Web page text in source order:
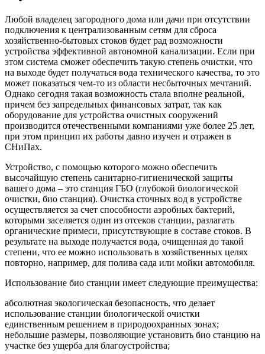
Любой владелец загородного дома или дачи при отсутствии
подключения к централизованным сетям для сброса
хозяйственно-бытовых стоков будет рад возможности
устройства эффективной автономной канализации. Если при
этом система сможет обеспечить такую степень очистки, что
на выходе будет получаться вода технического качества, то это
может показаться чем-то из области несбыточных мечтаний.
Однако сегодня такая возможность стала вполне реальной,
причем без запредельных финансовых затрат, так как
оборудование для устройства очистных сооружений
производится отечественными компаниями уже более 25 лет,
при этом принцип их работы давно изучен и отражен в
СНиПах.
Устройство, с помощью которого можно обеспечить
высочайшую степень санитарно-гигиенической защиты
вашего дома – это станция ГБО (глубокой биологической
очистки, био станция). Очистка сточных вод в устройстве
осуществляется за счет способности аэробных бактерий,
которыми заселяется один из отсеков станции, разлагать
органические примеси, присутствующие в составе стоков. В
результате на выходе получается вода, очищенная до такой
степени, что ее можно использовать в хозяйственных целях
повторно, например, для полива сада или мойки автомобиля.
Использование био станции имеет следующие преимущества:
абсолютная экологическая безопасность, что делает
использование станции биологической очистки
единственным решением в природоохранных зонах;
небольшие размеры, позволяющие установить био станцию на
участке без ущерба для благоустройства;